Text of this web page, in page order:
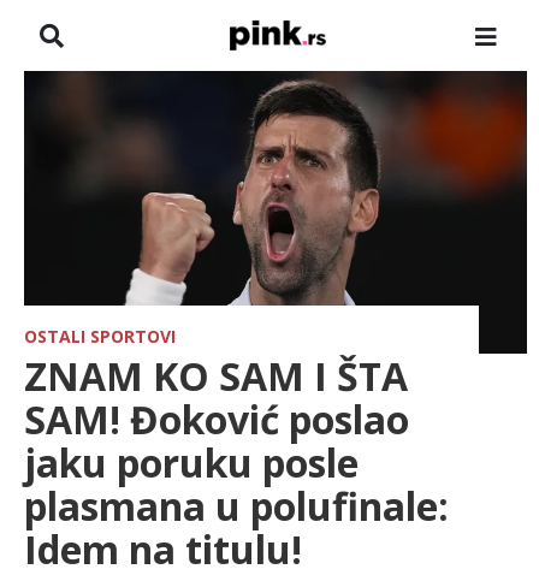
HRONIKA
FARMERI
SPORT
LIFESTYLE
OSTALI SPORTOVI
ZNAM KO SAM I ŠTA
SAM! Đoković poslao
jaku poruku posle
plasmana u polufinale:
Idem na titulu!